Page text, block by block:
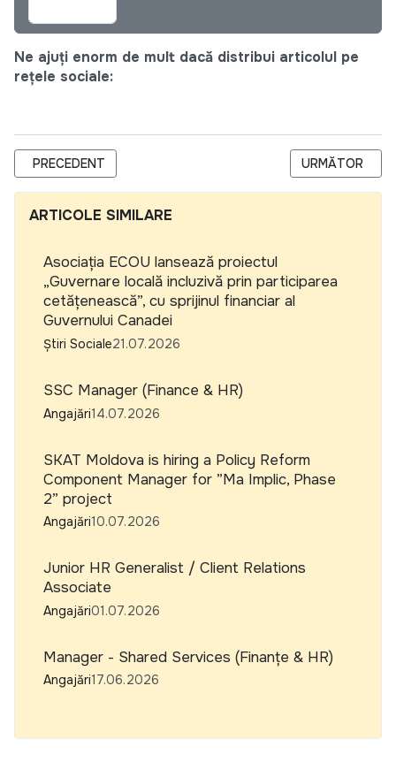
Ne ajuți enorm de mult dacă distribui articolul pe
rețele sociale:
ARTICOL PRECEDENT: DE LA VOCEA CETĂȚENILOR LA
PRECEDENT ARTICOLUL
URMĂTOR
ARTICOLE SIMILARE
Asociația ECOU lansează proiectul
„Guvernare locală incluzivă prin participarea
cetățenească”, cu sprijinul financiar al
Guvernului Canadei
Știri Sociale21.07.2026
SSC Manager (Finance & HR)
Angajări14.07.2026
SKAT Moldova is hiring a Policy Reform
Component Manager for ”Ma Implic, Phase
2” project
Angajări10.07.2026
Junior HR Generalist / Client Relations
Associate
Angajări01.07.2026
Manager - Shared Services (Finanțe & HR)
Angajări17.06.2026